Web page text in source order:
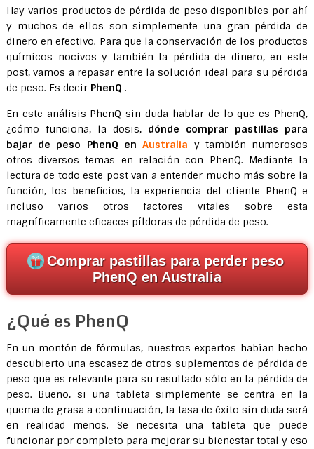
Hay varios productos de pérdida de peso disponibles por ahí
y muchos de ellos son simplemente una gran pérdida de
dinero en efectivo. Para que la conservación de los productos
químicos nocivos y también la pérdida de dinero, en este
post, vamos a repasar entre la solución ideal para su pérdida
de peso. Es decir PhenQ .
En este análisis PhenQ sin duda hablar de lo que es PhenQ,
¿cómo funciona, la dosis, dónde comprar pastillas para
bajar de peso PhenQ enAustralia y también numerosos
otros diversos temas en relación con PhenQ. Mediante la
lectura de todo este post van a entender mucho más sobre la
función, los beneficios, la experiencia del cliente PhenQ e
incluso varios otros factores vitales sobre esta
magníficamente eficaces píldoras de pérdida de peso.
Comprar pastillas para perder peso
PhenQ en Australia
¿Qué es PhenQ
En un montón de fórmulas, nuestros expertos habían hecho
descubierto una escasez de otros suplementos de pérdida de
peso que es relevante para su resultado sólo en la pérdida de
peso. Bueno, si una tableta simplemente se centra en la
quema de grasa a continuación, la tasa de éxito sin duda será
en realidad menos. Se necesita una tableta que puede
funcionar por completo para mejorar su bienestar total y eso